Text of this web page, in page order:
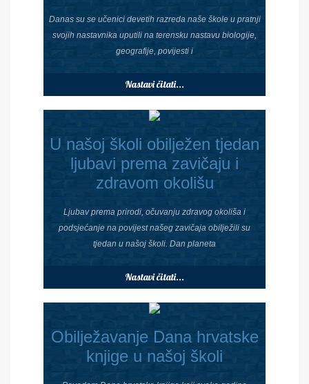
Danas su se učenici devetih razreda naše škole u pratnji
svojih nastavnika uputili na terensku nastavu biologije,
geografije, povijesti i
Nastavi čitati...
U našoj školi obilježen tjedan
ljubavi prema zavičaju i
zdravom okolišu
Ljubav prema prirodi, očuvanju zdravog okoliša i
podsjećanje na povijest našeg zavičaja obilježili su
tjedan u našoj školi. Dan planeta
Nastavi čitati...
Obilježavanje Dana hrvatske
knjige u našoj školi